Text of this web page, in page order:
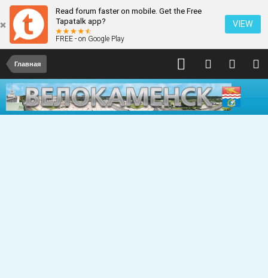
Read forum faster on mobile. Get the Free
Tapatalk app?
FREE - on Google Play
VIEW
Главная